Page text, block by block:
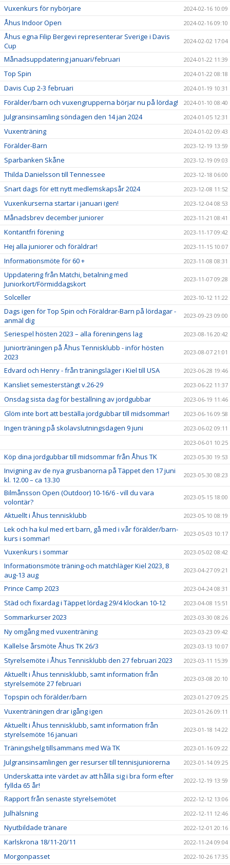
Vuxenkurs för nybörjare 2024-02-16 10:09
Åhus Indoor Open 2024-02-16 09:10
Åhus egna Filip Bergevi representerar Sverige i Davis
Cup
2024-02-02 17:04
Månadsuppdatering januari/februari 2024-01-22 11:39
Top Spin 2024-01-22 08:18
Davis Cup 2-3 februari 2024-01-19 10:31
Förälder/barn och vuxengrupperna börjar nu på lördag! 2024-01-10 08:40
Julgransinsamling söndagen den 14 jan 2024 2024-01-05 12:31
Vuxenträning 2024-01-02 09:43
Förälder-Barn 2023-12-19 13:59
Sparbanken Skåne 2023-12-19 09:03
Thilda Danielsson till Tennessee 2023-12-18 06:00
Snart dags för ett nytt medlemskapsår 2024 2023-12-08 11:52
Vuxenkurserna startar i januari igen! 2023-12-04 08:53
Månadsbrev december juniorer 2023-11-21 08:41
Kontantfri förening 2023-11-17 09:42
Hej alla juniorer och föräldrar! 2023-11-15 10:07
Informationsmöte för 60 + 2023-11-08 08:31
Uppdatering från Matchi, betalning med
Juniorkort/Förmiddagskort
2023-11-07 09:28
Solceller 2023-10-12 11:22
Dags igen för Top Spin och Föräldrar-Barn på lördagar -
anmäl dig
2023-09-23 09:00
Seriespel hösten 2023 – alla föreningens lag 2023-08-16 20:42
Juniorträningen på Åhus Tennisklubb - inför hösten
2023
2023-08-07 21:01
Edvard och Henry - från träningsläger i Kiel till USA 2023-06-28 19:46
Kansliet semesterstängt v.26-29 2023-06-22 11:37
Onsdag sista dag för beställning av jordgubbar 2023-06-19 11:46
Glöm inte bort att beställa jordgubbar till midsommar! 2023-06-16 09:58
Ingen träning på skolavslutningsdagen 9 juni
2023-06-02 09:11
2023-06-01 10:25
Köp dina jordgubbar till midsommar från Åhus TK 2023-05-30 19:53
Invigning av de nya grusbanorna på Täppet den 17 juni
kl. 12.00 – ca 13.30
2023-05-30 08:23
Bilmånsson Open (Outdoor) 10-16/6 - vill du vara
volontär?
2023-05-15 18:00
Aktuellt i Åhus tennisklubb 2023-05-10 08:19
Lek och ha kul med ert barn, gå med i vår förälder/barn-
kurs i sommar!
2023-05-03 10:17
Vuxenkurs i sommar 2023-05-02 08:42
Informationsmöte träning-och matchläger Kiel 2023, 8
aug-13 aug
2023-04-27 09:21
Prince Camp 2023 2023-04-24 08:31
Städ och fixardag i Täppet lördag 29/4 klockan 10-12 2023-04-08 15:51
Sommarkurser 2023 2023-03-30 08:26
Ny omgång med vuxenträning 2023-03-23 09:42
Kallelse årsmöte Åhus TK 26/3 2023-03-13 10:07
Styrelsemöte i Åhus Tennisklubb den 27 februari 2023 2023-03-11 15:39
Aktuellt i Åhus tennisklubb, samt information från
styrelsemöte 27 februari
2023-03-08 20:10
Topspin och förälder/barn 2023-01-27 09:25
Vuxenträningen drar igång igen 2023-01-26 09:11
Aktuellt i Åhus tennisklubb, samt information från
styrelsemöte 16 januari
2023-01-18 14:22
Träningshelg tillsammans med Wä TK 2023-01-16 09:22
Julgransinsamlingen ger resurser till tennisjuniorerna 2023-01-14 09:25
Underskatta inte värdet av att hålla sig i bra form efter
fyllda 65 år!
2022-12-19 13:59
Rapport från senaste styrelsemötet 2022-12-12 13:06
Julhälsning 2022-12-11 12:46
Nyutbildade tränare 2022-12-01 20:16
Karlskrona 18/11-20/11 2022-11-24 09:04
Morgonpasset 2022-10-26 17:35